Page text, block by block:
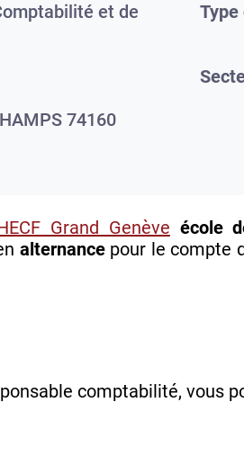
et de
Type
74160
Grand Genève école
alternancepour le compte
comptabilité, vous